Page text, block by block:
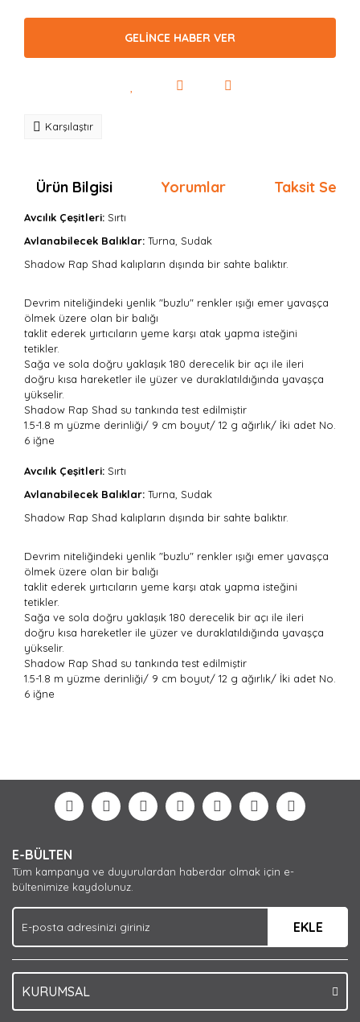
GELİNCE HABER VER
Karşılaştır
Ürün Bilgisi Yorumlar Taksit
Avcılık Çeşitleri: Sırtı
Avlanabilecek Balıklar: Turna, Sudak
Shadow Rap Shad kalıpların dışında bir sahte balıktır.
Devrim niteliğindeki yenlik "buzlu" renkler ışığı emer yavaşça
ölmek üzere olan bir balığı
taklit ederek yırtıcıların yeme karşı atak yapma isteğini
tetikler.
Sağa ve sola doğru yaklaşık 180 derecelik bir açı ile ileri
doğru kısa hareketler ile yüzer ve duraklatıldığında yavaşça
yükselir.
Shadow Rap Shad su tankında test edilmiştir
1.5-1.8 m yüzme derinliği/ 9 cm boyut/ 12 g ağırlık/ İki adet No.
6 iğne
Avcılık Çeşitleri: Sırtı
Avlanabilecek Balıklar: Turna, Sudak
Shadow Rap Shad kalıpların dışında bir sahte balıktır.
Devrim niteliğindeki yenlik "buzlu" renkler ışığı emer yavaşça
ölmek üzere olan bir balığı
taklit ederek yırtıcıların yeme karşı atak yapma isteğini
tetikler.
Sağa ve sola doğru yaklaşık 180 derecelik bir açı ile ileri
doğru kısa hareketler ile yüzer ve duraklatıldığında yavaşça
yükselir.
Shadow Rap Shad su tankında test edilmiştir
1.5-1.8 m yüzme derinliği/ 9 cm boyut/ 12 g ağırlık/ İki adet No.
6 iğne
Yorum Yaz
formunu kullanarak tarafımıza iletebilirsiniz.
Görüş ve önerileriniz için teşekkür ederiz.
Ürün açıklamasında eksik bilgiler bulunuyor.
Ürün bilgilerinde hatalar bulunuyor.
Ürün fiyatı diğer sitelerden daha pahalı.
Bu ürüne benzer farklı alternatifler olmalı.
E-BÜLTEN
Tüm kampanya ve duyurulardan haberdar olmak için e-
bültenimize kaydolunuz.
EKLE
KURUMSAL